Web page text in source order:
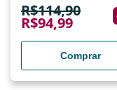
R$114,90
R$94,99
Comprar